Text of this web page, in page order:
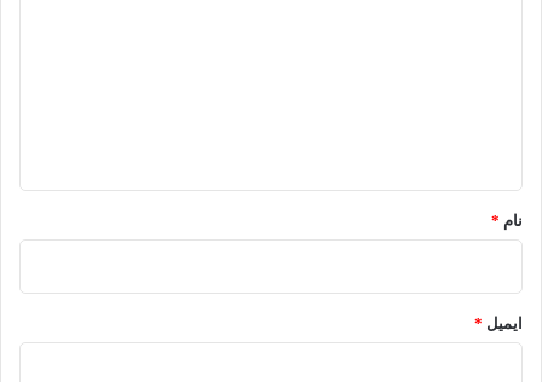
نام *
ایمیل *